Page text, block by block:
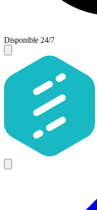
Disponible 24/7